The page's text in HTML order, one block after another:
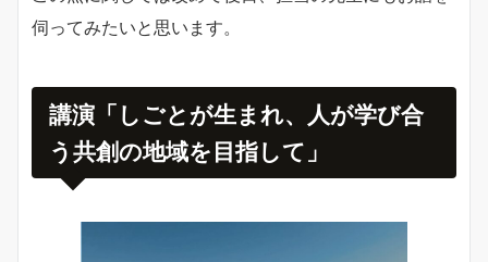
伺ってみたいと思います。
講演「しごとが生まれ、人が学び合
う共創の地域を目指して」